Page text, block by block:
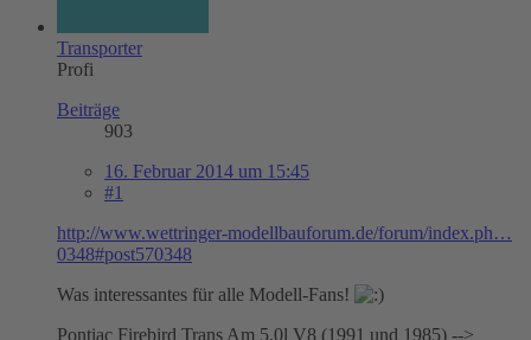
Transporter
Profi
Beiträge
903
16. Februar 2014 um 15:45
#1
http://www.wettringer-modellbauforum.de/forum/index.ph…
0348#post570348
Was interessantes für alle Modell-Fans!
Pontiac Firebird Trans Am 5.0l V8 (1991 und 1985) -->